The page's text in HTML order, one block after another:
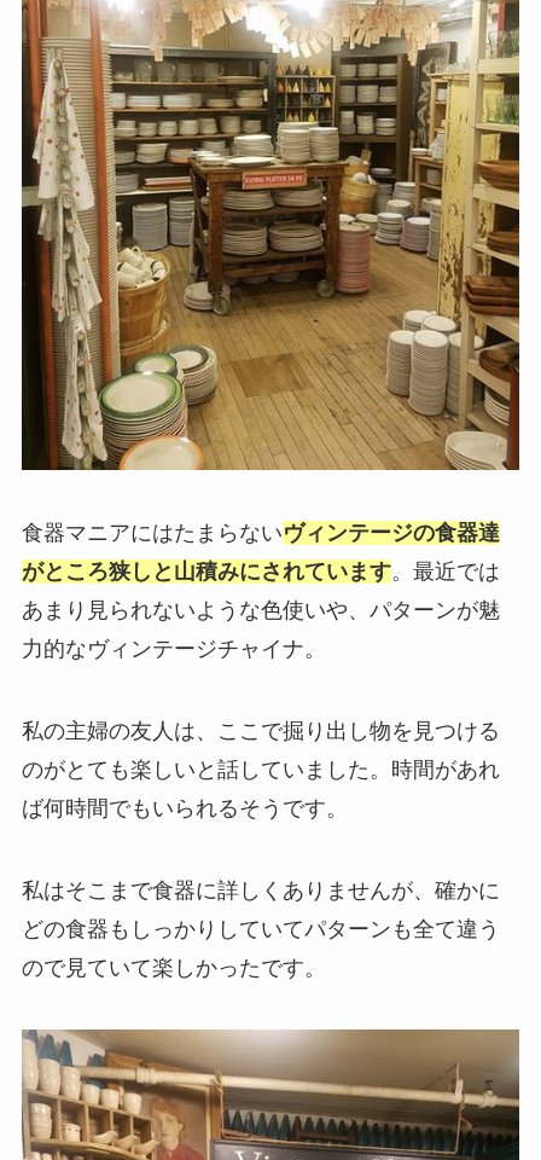
食器マニアにはたまらないヴィンテージの食器達
がところ狭しと山積みにされています。最近では
あまり見られないような色使いや、パターンが魅
力的なヴィンテージチャイナ。
私の主婦の友人は、ここで掘り出し物を見つける
のがとても楽しいと話していました。時間があれ
ば何時間でもいられるそうです。
私はそこまで食器に詳しくありませんが、確かに
どの食器もしっかりしていてパターンも全て違う
ので見ていて楽しかったです。